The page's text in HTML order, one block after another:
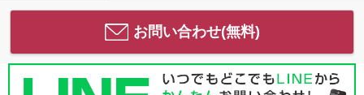
お問い合わせ(無料)